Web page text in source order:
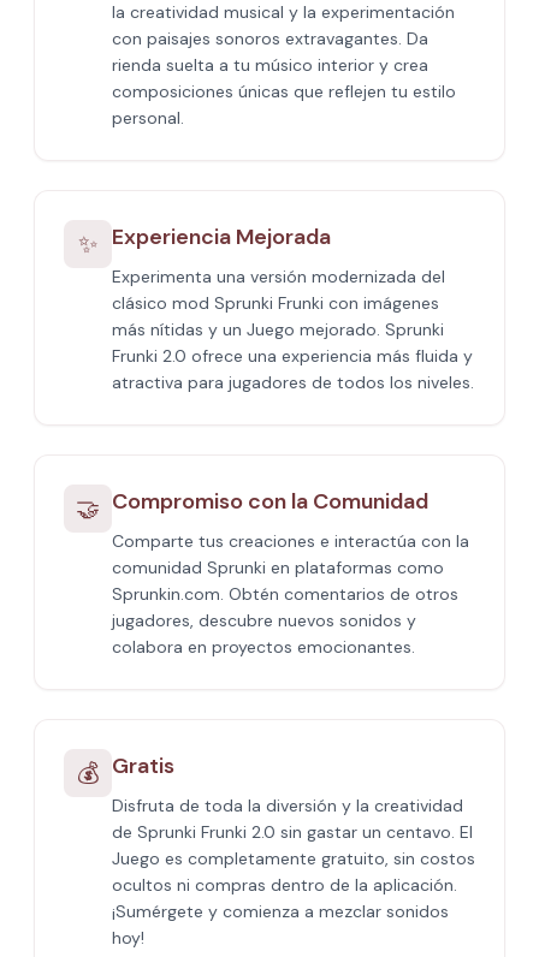
la creatividad musical y la experimentación
con paisajes sonoros extravagantes. Da
rienda suelta a tu músico interior y crea
composiciones únicas que reflejen tu estilo
personal.
✨ Experiencia Mejorada
Experimenta una versión modernizada del
clásico mod Sprunki Frunki con imágenes
más nítidas y un Juego mejorado. Sprunki
Frunki 2.0 ofrece una experiencia más fluida y
atractiva para jugadores de todos los niveles.
🤝 Compromiso con la Comunidad
Comparte tus creaciones e interactúa con la
comunidad Sprunki en plataformas como
Sprunkin.com. Obtén comentarios de otros
jugadores, descubre nuevos sonidos y
colabora en proyectos emocionantes.
💰 Gratis
Disfruta de toda la diversión y la creatividad
de Sprunki Frunki 2.0 sin gastar un centavo. El
Juego es completamente gratuito, sin costos
ocultos ni compras dentro de la aplicación.
¡Sumérgete y comienza a mezclar sonidos
hoy!